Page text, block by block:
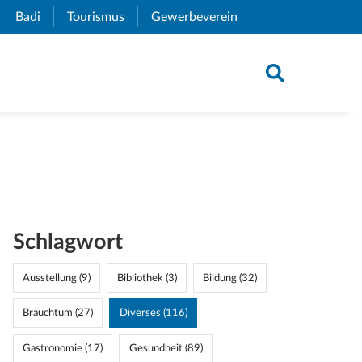
Link)
Badi (External Link)
Tourismus (External Link)
Gewerbeverein
Schlagwort
Ausstellung (9) Bibliothek (3) Bildung (32)
Brauchtum (27) Diverses (116)
Gastronomie (17) Gesundheit (89)